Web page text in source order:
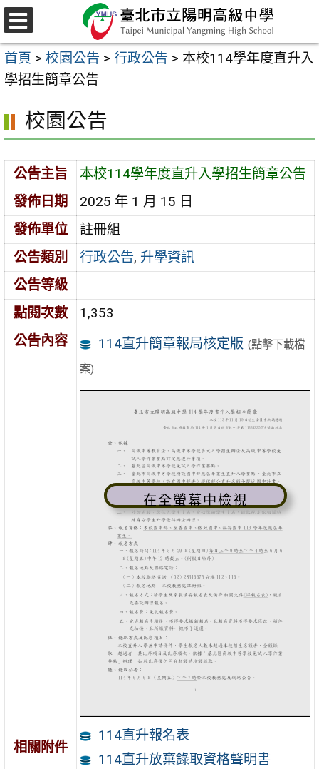
跳
至
主
要
容
區
選
單
首頁 > 校園公告 > 行政公告 > 本校114學年度直升入
學招生簡章公告
校園公告
公告主旨
本校114學年度直升入學招生簡章公告
發佈日期
2025 年 1 月 15 日
發佈單位
註冊組
公告類別
行政公告, 升學資訊
公告等級
點閱次數
1,353
公告內容
114直升簡章報局核定版 (點擊下載檔
案)
在全螢幕中檢視
相關附件
114直升報名表
114直升放棄錄取資格聲明書